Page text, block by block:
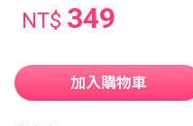
NT$ 349
加入購物車